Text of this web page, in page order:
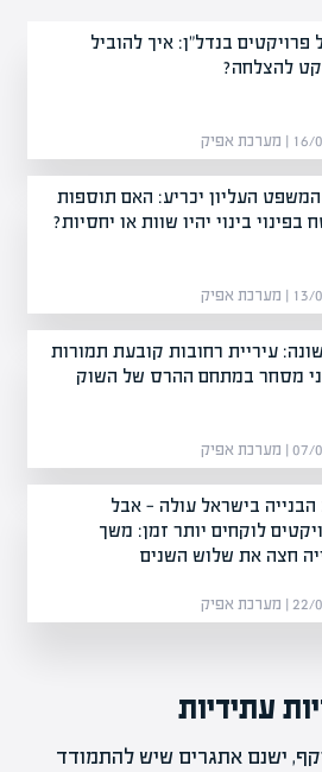
פרויקטים בנדל"ן: איך להוביל
להצלחה?
אפיק
העליון יכריע: האם תוספות
בפינוי בינוי יהיו שוות או יחסיות?
אפיק
עיריית רחובות קובעת תמורות
מסחר במתחם ההרס של השוק
אפיק
בישראל עולה — אבל
לוקחים יותר זמן: משך
חצה את שלוש השנים
אפיק
עתידיות
ישנם אתגרים שיש להתמודד